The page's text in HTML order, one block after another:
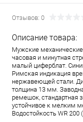
Отзывов: 0
Описание товара:
Мужские
часовая и минутная
малый циферблат.
Римская индикация
нержавеющей стали.
толщина 13 мм.
ремешок, стандартная
устойчивое к мелким
Водостойкость WR 200